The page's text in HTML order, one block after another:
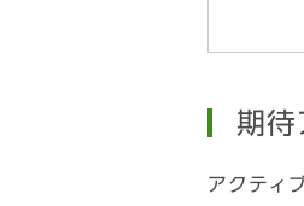
期
アクティ